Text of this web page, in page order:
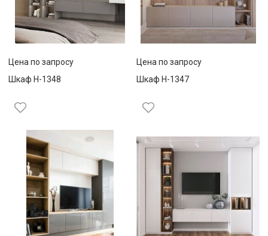
Цена по запросу
Шкаф Н-1348
Цена по запросу
Шкаф Н-1347